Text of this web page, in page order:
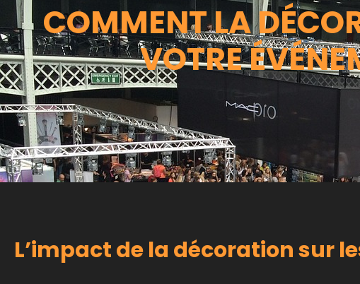
COMMENT LA
VOTRE
L’impact de la décoration sur